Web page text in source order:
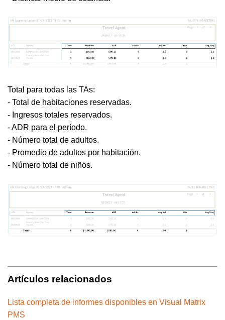
Total para todas las TAs:
- Total de habitaciones reservadas.
- Ingresos totales reservados.
- ADR para el período.
- Número total de adultos.
- Promedio de adultos por habitación.
- Número total de niños.
Artículos relacionados
Lista completa de informes disponibles en Visual Matrix
PMS